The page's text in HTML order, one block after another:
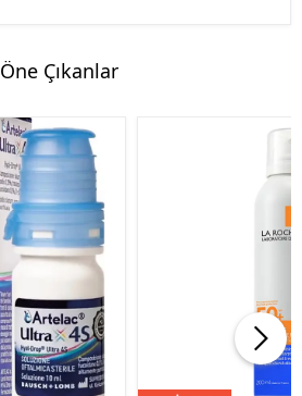
Öne Çıkanlar